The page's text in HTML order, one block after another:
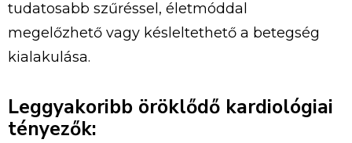
tudatosabb szűréssel, életmóddal
megelőzhető vagy késleltethető a betegség
kialakulása.
Leggyakoribb öröklődő kardiológiai
tényezők: